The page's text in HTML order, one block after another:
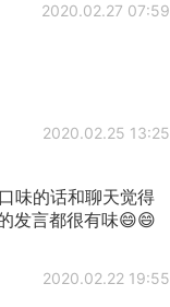
2020.02.27 07:59
2020.02.25 13:25
味的话和聊天觉得
发言都很有味😄😄
2020.02.22 19:55